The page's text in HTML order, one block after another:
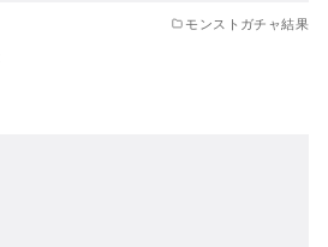
モンストガチャ結果